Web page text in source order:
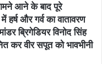
आने के बाद पूरे
और गर्व का वातावरण
ब्रिगेडियर विनोद सिंह
कर वीर सपूत को भावभीनी